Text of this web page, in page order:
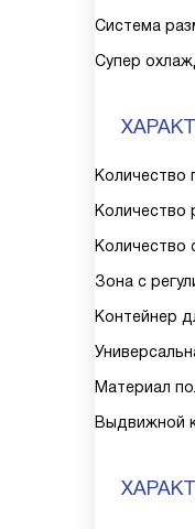
Система
Супер
Количество
Количество
Количество
Зона с
Контейнер
Материал
Выдвижной